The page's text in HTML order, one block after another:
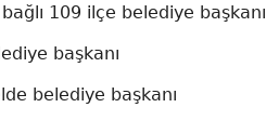
109 ilçe belediye başkanı
başkanı
belediye başkanı